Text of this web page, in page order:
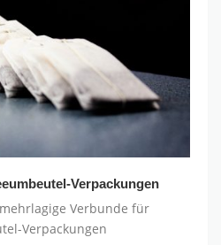
Verpackungen
Verbunde für
Verpackungen